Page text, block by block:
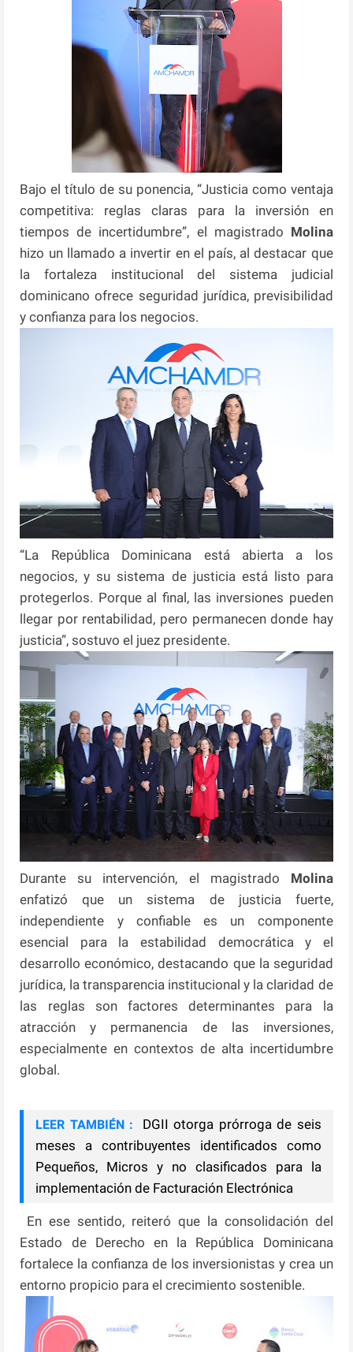
Bajo el título de su ponencia, “Justicia como ventaja
competitiva: reglas claras para la inversión en
tiempos de incertidumbre”, el magistrado Molina
hizo un llamado a invertir en el país, al destacar que
la fortaleza institucional del sistema judicial
dominicano ofrece seguridad jurídica, previsibilidad
y confianza para los negocios.
“La República Dominicana está abierta a los
negocios, y su sistema de justicia está listo para
protegerlos. Porque al final, las inversiones pueden
llegar por rentabilidad, pero permanecen donde hay
justicia”, sostuvo el juez presidente.
Durante su intervención, el magistrado Molina
enfatizó que un sistema de justicia fuerte,
independiente y confiable es un componente
esencial para la estabilidad democrática y el
desarrollo económico, destacando que la seguridad
jurídica, la transparencia institucional y la claridad de
las reglas son factores determinantes para la
atracción y permanencia de las inversiones,
especialmente en contextos de alta incertidumbre
global.
LEER TAMBIÉN :
DGII otorga prórroga de seis
meses a contribuyentes identificados como
Pequeños, Micros y no clasificados para la
implementación de Facturación Electrónica
En ese sentido, reiteró que la consolidación del
Estado de Derecho en la República Dominicana
fortalece la confianza de los inversionistas y crea un
entorno propicio para el crecimiento sostenible.